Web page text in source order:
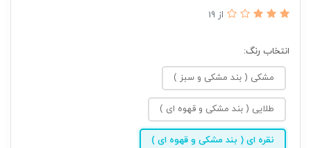
از 19
انتخاب رنگ:
مشکی ( بند مشکی و سبز )
طلایی ( بند مشکی و قهوه ای )
نقره ای ( بند مشکی و قهوه ای )